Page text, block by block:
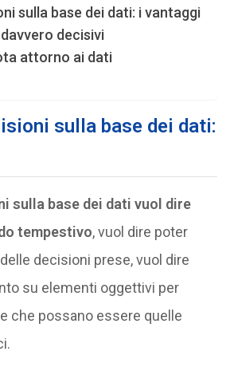
sulla base dei dati: i vantaggi
decisivi
attorno ai dati
sulla base dei dati:
sulla base dei dati vuol dire
tempestivo, vuol dire poter
decisioni prese, vuol dire
su elementi oggettivi per
che possano essere quelle